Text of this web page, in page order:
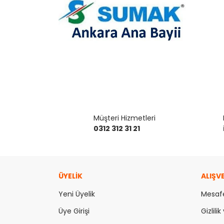
Müşteri Hizmetleri
0312 312 31 21
ÜYELİK
Yeni Üyelik
Üye Girişi